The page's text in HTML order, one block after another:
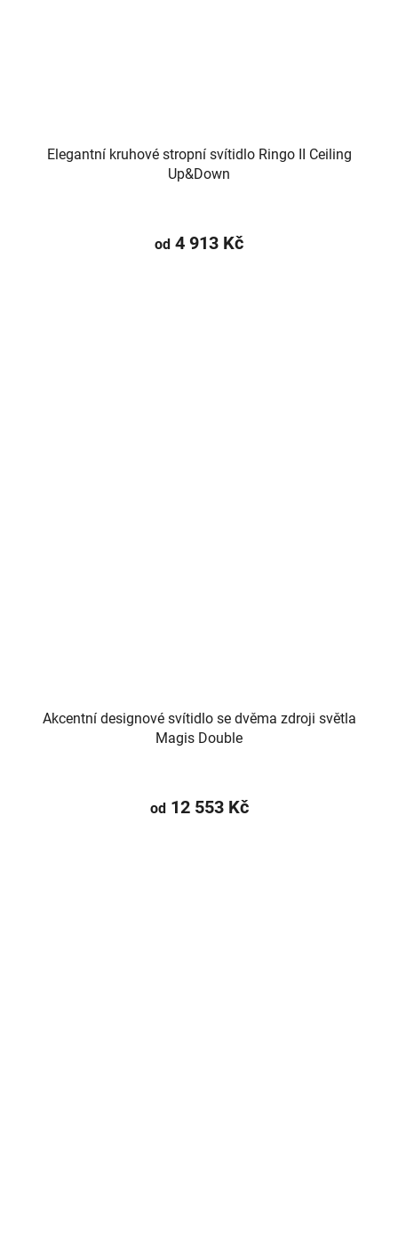
Elegantní kruhové stropní svítidlo Ringo II Ceiling
Up&Down
od 4 913 Kč
Akcentní designové svítidlo se dvěma zdroji světla
Magis Double
od12 553 Kč